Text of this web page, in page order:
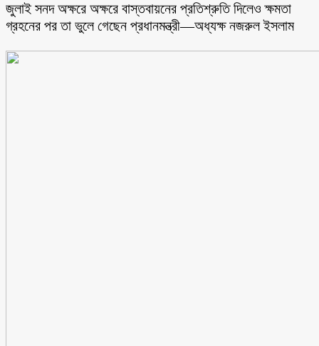
জুলাই সনদ অক্ষরে অক্ষরে বাস্তবায়নের প্রতিশ্রুতি দিলেও ক্ষমতা
গ্রহনের পর তা ভুলে গেছেন প্রধানমন্ত্রী—অধ্যক্ষ নজরুল ইসলাম